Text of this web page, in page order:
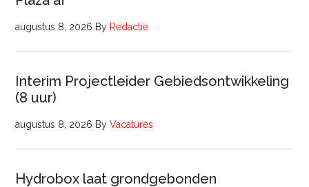
augustus 8, 2026 By Redactie
Interim Projectleider Gebiedsontwikkeling
(8 uur)
augustus 8, 2026 ByVacatures
Hydrobox laat grondgebonden